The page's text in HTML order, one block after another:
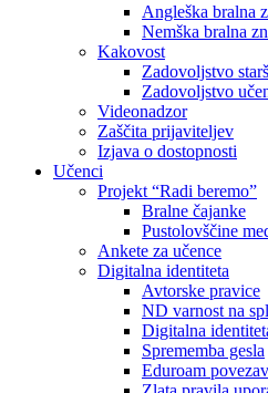
Angleška bralna
Nemška bralna
Kakovost
Zadovoljstvo
Zadovoljstvo
Videonadzor
Zaščita prijaviteljev
Izjava o dostopnosti
Učenci
Projekt “Radi beremo”
Bralne čajanke
Pustolovščine
Ankete za učence
Digitalna identiteta
Avtorske pravice
ND varnost na
Digitalna
Sprememba gesla
Eduroam